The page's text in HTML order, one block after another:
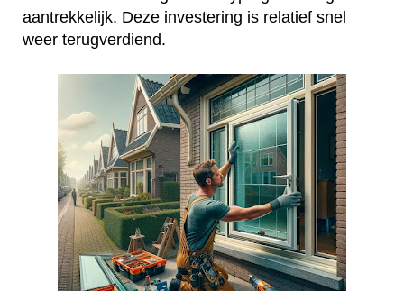
aantrekkelijk. Deze investering is relatief snel
weer terugverdiend.